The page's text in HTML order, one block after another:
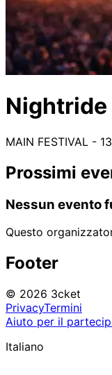
Nightride
MAIN FESTIVAL -
Prossimi
Nessun evento
Questo
Footer
© 2026 3cket
PrivacyTermini
Aiuto per il
Italiano